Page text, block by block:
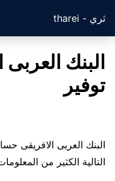
ثري - tharei
البنك
توفير
البنك العربى الافريقى
التالية الكثير من